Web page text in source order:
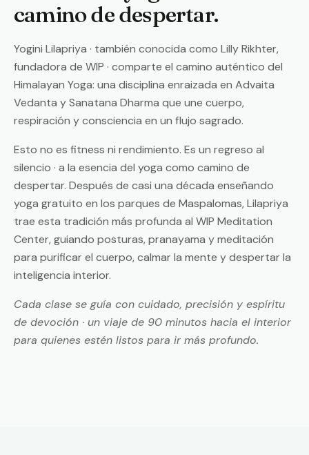
camino de despertar.
Yogini Lilapriya · también conocida como Lilly Rikhter,
fundadora de WIP · comparte el camino auténtico del
Himalayan Yoga: una disciplina enraizada en Advaita
Vedanta y Sanatana Dharma que une cuerpo,
respiración y consciencia en un flujo sagrado.
Esto no es fitness ni rendimiento. Es un regreso al
silencio · a la esencia del yoga como camino de
despertar. Después de casi una década enseñando
yoga gratuito en los parques de Maspalomas, Lilapriya
trae esta tradición más profunda al WIP Meditation
Center, guiando posturas, pranayama y meditación
para purificar el cuerpo, calmar la mente y despertar la
inteligencia interior.
Cada clase se guía con cuidado, precisión y espíritu
de devoción · un viaje de 90 minutos hacia el interior
para quienes estén listos para ir más profundo.